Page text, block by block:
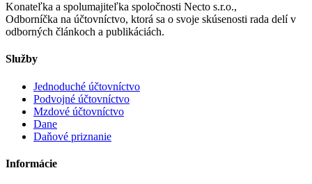
Konateľka a spolumajiteľka spoločnosti Necto s.r.o.,
Odborníčka na účtovníctvo, ktorá sa o svoje skúsenosti rada delí v
odborných článkoch a publikáciách.
Služby
Jednoduché účtovníctvo
Podvojné účtovníctvo
Mzdové účtovníctvo
Dane
Daňové priznanie
Informácie